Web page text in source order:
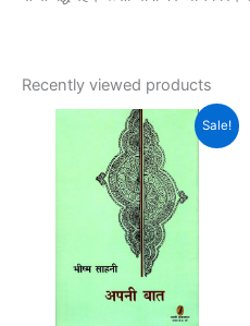
Recently viewed products
Sale!
Original
₹399.00.
Current
price
is:
₹350.00.